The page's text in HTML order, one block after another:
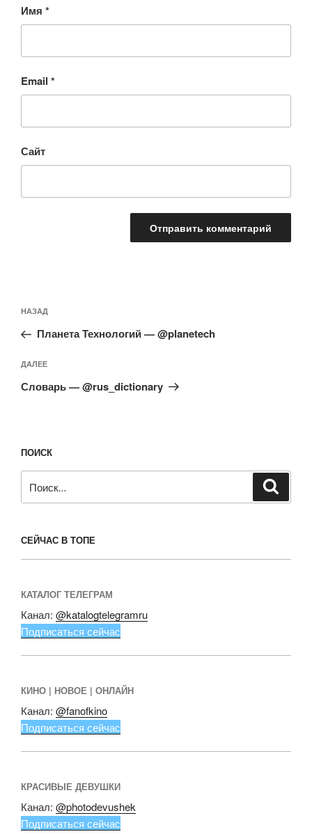
Имя *
Email *
Сайт
по
записям
Предыдущая
запись:
НАЗАД
Планета Технологий — @planetech
Следующая
запись
ДАЛЕЕ
Словарь — @rus_dictionary
ПОИСК
СЕЙЧАС В ТОПЕ
КАТАЛОГ ТЕЛЕГРАМ
Канал: @katalogtelegramru
Подписаться сейчас
КИНО | НОВОЕ | ОНЛАЙН
Канал: @fanofkino
Подписаться сейчас
КРАСИВЫЕ ДЕВУШКИ
Канал: @photodevushek
Подписаться сейчас